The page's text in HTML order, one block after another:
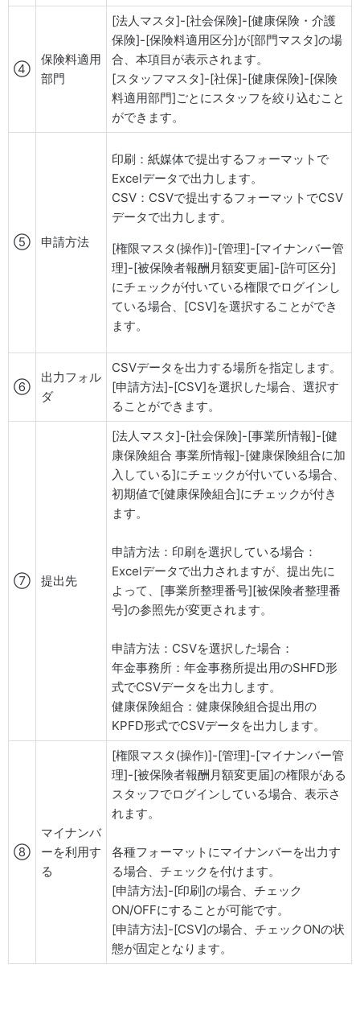
④
保険料適用
部門
[法人マスタ]-[社会保険]-[健康保険・介護
保険]-[保険料適用区分]が[部門マスタ]の場
合、本項目が表示されます。
[スタッフマスタ]-[社保]-[健康保険]-[保険
料適用部門]ごとにスタッフを絞り込むこと
ができます。
⑤ 申請方法
印刷：紙媒体で提出するフォーマットで
Excelデータで出力します。
CSV：CSVで提出するフォーマットでCSV
データで出力します。
[権限マスタ(操作)]-[管理]-[マイナンバー管
理]-[被保険者報酬月額変更届]-[許可区分]
にチェックが付いている権限でログインし
ている場合、[CSV]を選択することができ
ます。
⑥
出力フォル
ダ
CSVデータを出力する場所を指定します。
[申請方法]-[CSV]を選択した場合、選択す
ることができます。
⑦ 提出先
[法人マスタ]-[社会保険]-[事業所情報]-[健
康保険組合 事業所情報]-[健康保険組合に加
入している]にチェックが付いている場合、
初期値で[健康保険組合]にチェックが付き
ます。
申請方法：印刷を選択している場合：
Excelデータで出力されますが、提出先に
よって、[事業所整理番号][被保険者整理番
号]の参照先が変更されます。
申請方法：CSVを選択した場合：
年金事務所：年金事務所提出用のSHFD形
式でCSVデータを出力します。
健康保険組合：健康保険組合提出用の
KPFD形式でCSVデータを出力します。
⑧
マイナンバ
ーを利用す
る
[権限マスタ(操作)]-[管理]-[マイナンバー管
理]-[被保険者報酬月額変更届]の権限がある
スタッフでログインしている場合、表示さ
れます。
各種フォーマットにマイナンバーを出力す
る場合、チェックを付けます。
[申請方法]-[印刷]の場合、チェック
ON/OFFにすることが可能です。
[申請方法]-[CSV]の場合、チェックONの状
態が固定となります。